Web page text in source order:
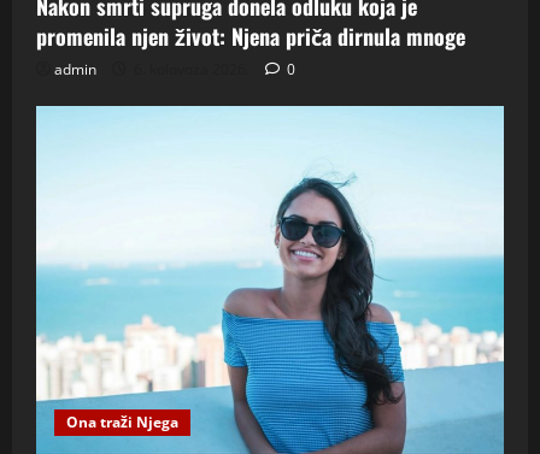
promenila njen život: Njena priča dirnula mnoge
admin 0
Ona traži Njega